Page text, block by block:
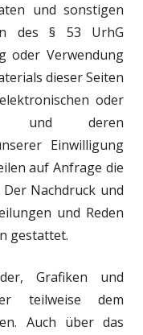
und sonstigen
des § 53 UrhG
oder Verwendung
dieser Seiten
oder
und deren
Einwilligung
auf Anfrage die
Nachdruck und
und Reden
gestattet.
Grafiken und
teilweise dem
Auch über das